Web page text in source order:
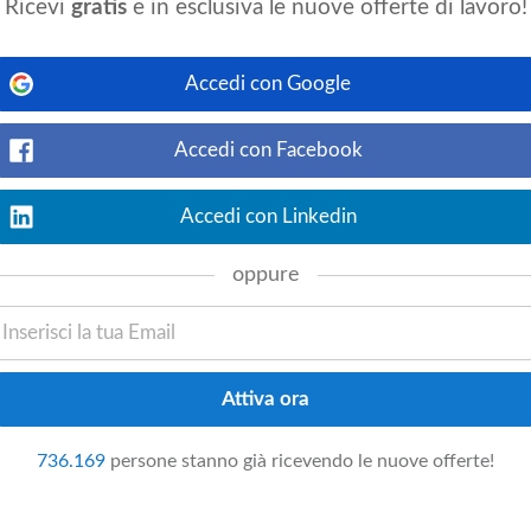
contabile
, 18 km da Cuneo event_available 3 settimane fa
Profilo Adecco Mondovì ricerca
Amministrativo-contabile. La risorsa
complessivo delle attività
event_available 1 mese fa
CONTROLLER Sede: Novi Ligure
Dipendenti: ~350 (Gruppo) | ~80
Ricevi gratise in esclusiva le nuove offerte di lavoro!
Accedi con Google
Accedi con Facebook
Accedi con Linkedin
oppure
736.169 persone stanno già ricevendo le nuove offerte!